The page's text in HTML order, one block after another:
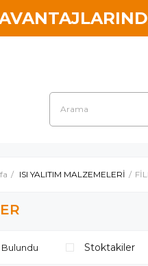
ISI YALITIM MALZEMELERİ
Stoktakiler